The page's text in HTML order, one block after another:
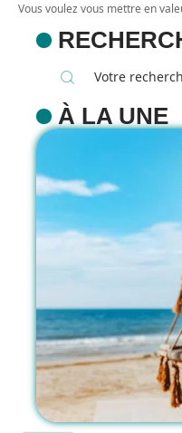
Vous voulez vous mettre en
À LA UNE